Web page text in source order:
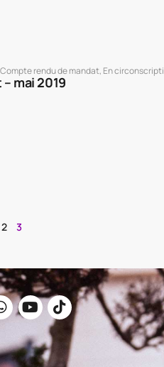
Compte rendu de mandat, En
mai 2019
2 3